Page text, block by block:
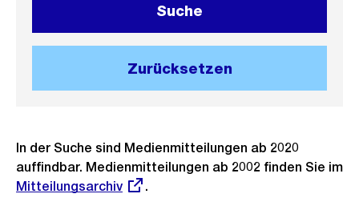
Zurücksetzen
Suche
In der Suche sind Medienmitteilungen ab 2020
auffindbar. Medienmitteilungen ab 2002 finden Sie im
Externer
Mitteilungsarchiv .